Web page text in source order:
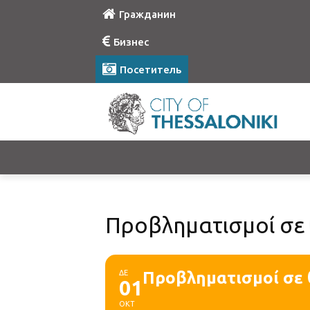
Гражданин
Бизнес
Посетитель
Προβληματισμοί
ΔΕ
01
ΟΚΤ
Προβληματισμοί